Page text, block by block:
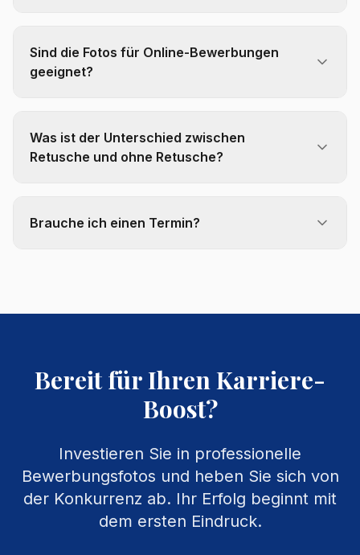
Sind die Fotos für Online-Bewerbungen
geeignet?
Was ist der Unterschied zwischen
Retusche und ohne Retusche?
Brauche ich einen Termin?
Bereit für Ihren Karriere-
Boost?
Investieren Sie in professionelle
Bewerbungsfotos und heben Sie sich von
der Konkurrenz ab. Ihr Erfolg beginnt mit
dem ersten Eindruck.